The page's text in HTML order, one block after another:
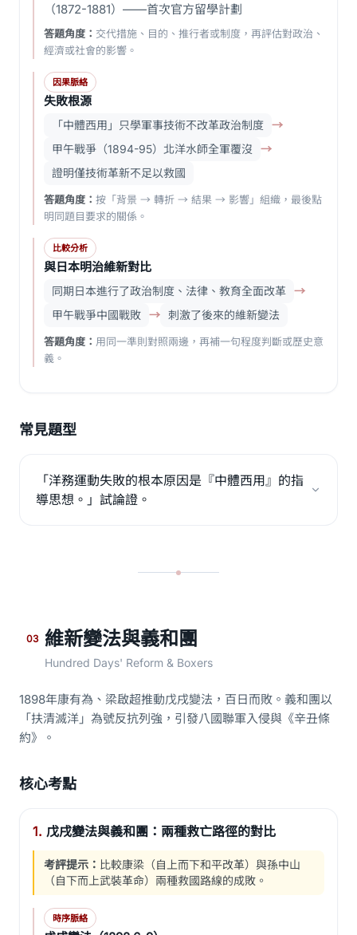
（1872-1881）——首次官方留學計劃
答題角度： 交代措施、目的、推行者或制度，再評估對政治、
經濟或社會的影響。
因果脈絡
失敗根源
「中體西用」只學軍事技術不改革政治制度 →
甲午戰爭（1894-95）北洋水師全軍覆沒
→
證明僅技術革新不足以救國
答題角度： 按「背景 → 轉折 → 結果 → 影響」組織，最後點
明同題目要求的關係。
比較分析
與日本明治維新對比
同期日本進行了政治制度、法律、教育全面改革 →
甲午戰爭中國戰敗 → 刺激了後來的維新變法
答題角度： 用同一準則對照兩邊，再補一句程度判斷或歷史意
義。
常見題型
「洋務運動失敗的根本原因是『中體西用』的指
導思想。」試論證。
03 維新變法與義和團
Hundred Days' Reform & Boxers
1898年康有為、梁啟超推動戊戌變法，百日而敗。義和團以
「扶清滅洋」為號反抗列強，引發八國聯軍入侵與《辛丑條
約》。
核心考點
1. 戊戌變法與義和團：兩種救亡路徑的對比
考評提示： 比較康梁（自上而下和平改革）與孫中山
（自下而上武裝革命）兩種救國路線的成敗。
時序脈絡